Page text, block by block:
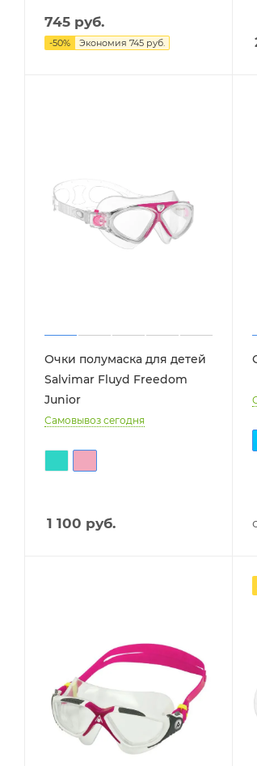
745 руб.
-50% Экономия 745 руб.
Очки полумаска для детей
Salvimar Fluyd Freedom
Junior
Самовывоз сегодня
1 100 руб.